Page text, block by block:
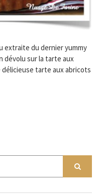
extraite du dernier yummy
dévolu sur la tarte aux
tarte aux abricots